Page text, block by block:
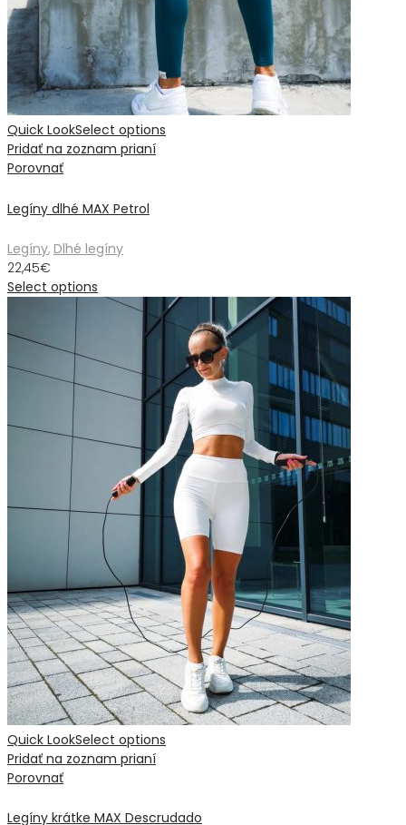
Quick LookSelect options
Pridať na zoznam prianí
Porovnať
Legíny dlhé MAX Petrol
Legíny, Dlhé legíny
22,45€
Select options
Quick LookSelect options
Pridať na zoznam prianí
Porovnať
Legíny krátke MAX Descrudado